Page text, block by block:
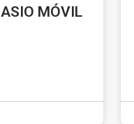
MÓVIL